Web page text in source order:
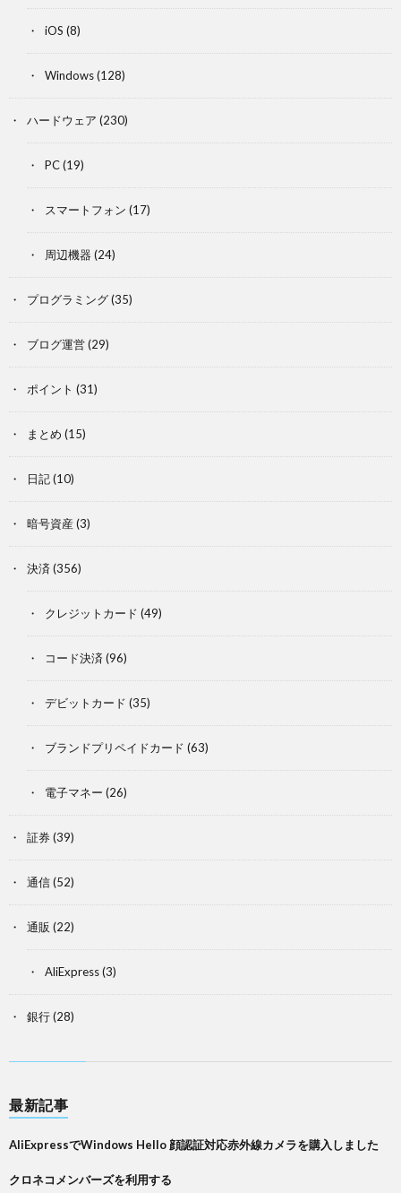
iOS (8)
Windows(128)
ハードウェア (230)
PC(19)
スマートフォン (17)
周辺機器 (24)
プログラミング(35)
ブログ運営(29)
ポイント (31)
まとめ (15)
日記(10)
暗号資産 (3)
決済 (356)
クレジットカード (49)
コード決済 (96)
デビットカード (35)
ブランドプリペイドカード (63)
電子マネー (26)
証券(39)
通信(52)
通販 (22)
AliExpress(3)
銀行(28)
最新記事
AliExpressでWindows Hello 顔認証対応赤外線カメラを購入しました
クロネコメンバーズを利用する